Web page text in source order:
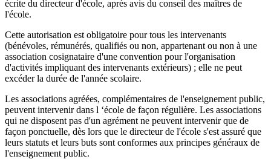
écrite du directeur d'école, après avis du conseil des maîtres de
l'école.
Cette autorisation est obligatoire pour tous les intervenants
(bénévoles, rémunérés, qualifiés ou non, appartenant ou non à une
association cosignataire d'une convention pour l'organisation
d'activités impliquant des intervenants extérieurs) ; elle ne peut
excéder la durée de l'année scolaire.
Les associations agréées, complémentaires de l'enseignement public,
peuvent intervenir dans l ‘école de façon régulière. Les associations
qui ne disposent pas d'un agrément ne peuvent intervenir que de
façon ponctuelle, dès lors que le directeur de l'école s'est assuré que
leurs statuts et leurs buts sont conformes aux principes généraux de
l'enseignement public.